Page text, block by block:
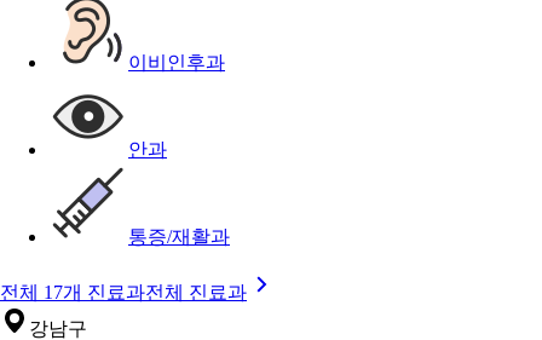
이비인후과
안과
통증/재활과
전체 17개 진료과전체 진료과
강남구